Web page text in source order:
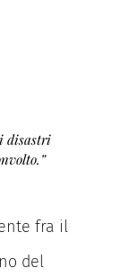
disastri
fra il
del